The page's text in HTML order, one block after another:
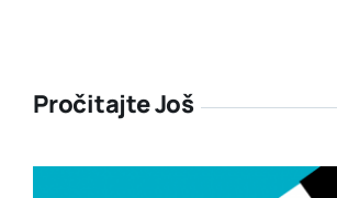
Pročitajte Još